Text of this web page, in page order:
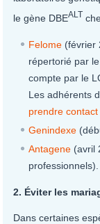
le gène DBEALT
Felome (février
répertorié par
compte par le
Les adhérents
prendre
Genindexe
Antagene (avril
professionnels).
2. Éviter les
Dans certaines